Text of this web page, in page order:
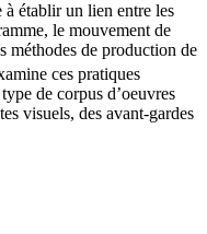
à établir un lien entre les
le mouvement de
méthodes de production de
ces pratiques
de corpus d’oeuvres
visuels, des avant-gardes